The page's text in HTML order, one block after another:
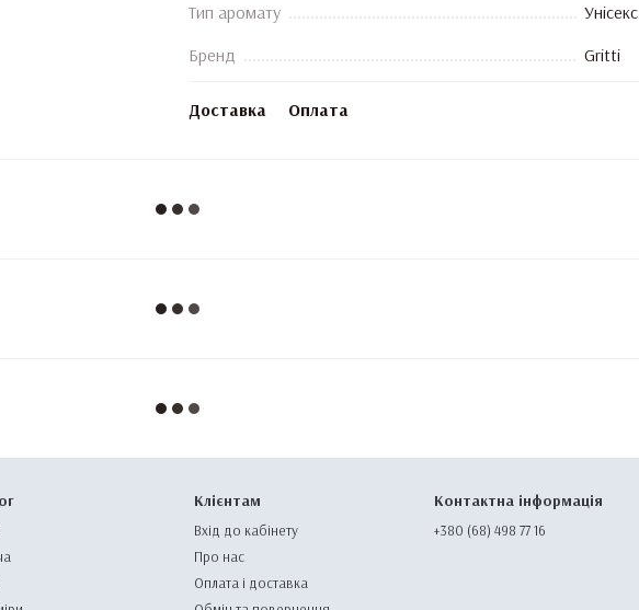
Тип аромату
Унісекс
Бренд
Gritti
Доставка Оплата
Клієнтам
Вхід до кабінету
Про нас
Оплата і доставка
Контактна інформація
+380 (68) 498 77 16